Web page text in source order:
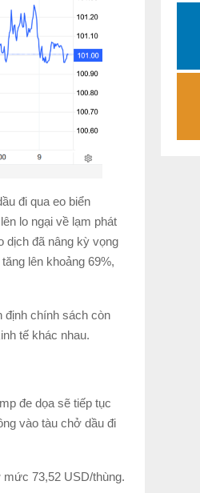
đi qua eo biển
lo ngại về lạm phát
dịch đã nâng kỳ vọng
lên khoảng 69%,
định chính sách còn
tế khác nhau.
đe dọa sẽ tiếp tục
vào tàu chở dầu đi
73,52 USD/thùng.